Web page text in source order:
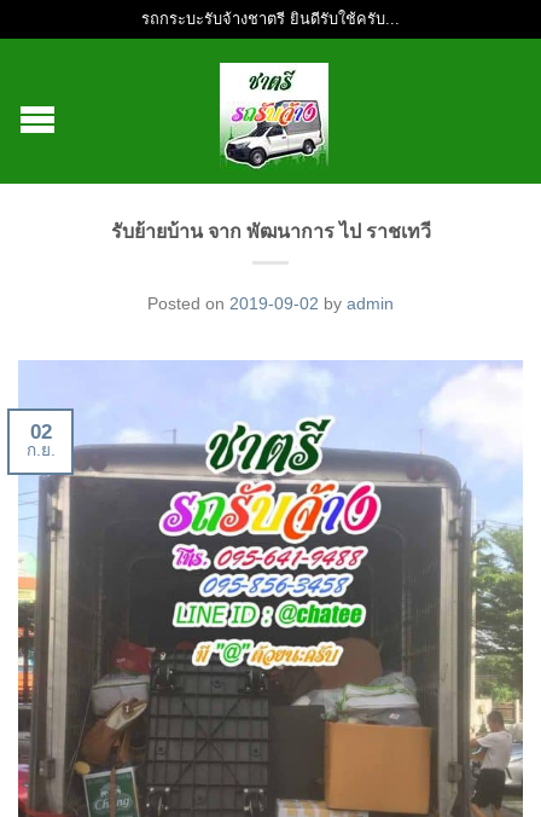
รถกระบะรับจ้างชาตรี ยินดีรับใช้ครับ...
รับย้ายบ้าน จาก พัฒนาการ ไป ราชเทวี
Posted on 2019-09-02 by admin
02
ก.ย.